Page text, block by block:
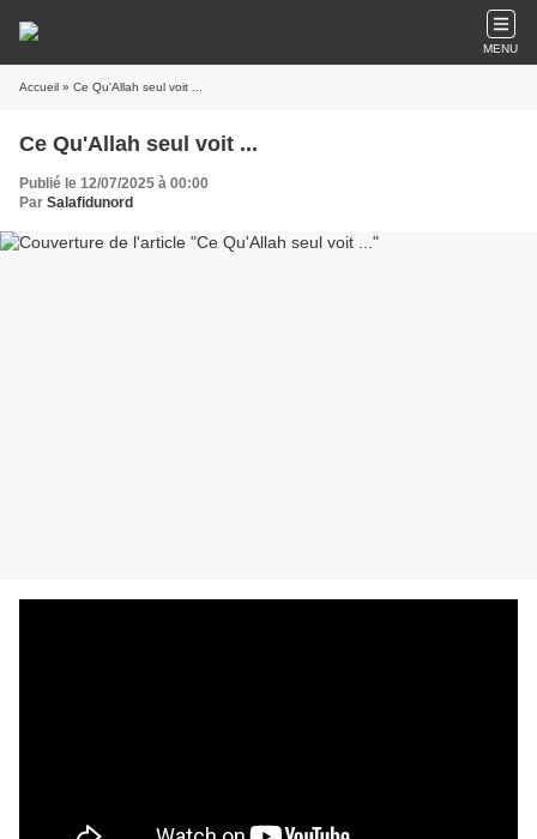
MENU
Accueil » Ce Qu'Allah seul voit ...
Ce Qu'Allah seul voit ...
Publié le 12/07/2025 à 00:00
Par Salafidunord